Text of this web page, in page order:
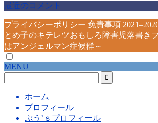
最近のコメント
プライバシーポリシー 免責事項
とめ子のキテレツおもしろ障害児落書き
はアンジェルマン症候群～
MENU
ホーム
プロフィール
ぷう’ｓプロフィール